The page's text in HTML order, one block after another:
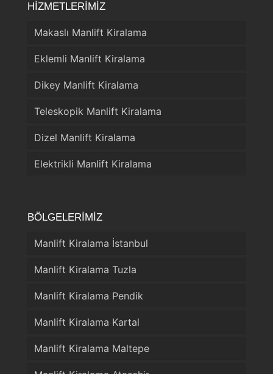
HİZMETLERİMİZ
Makaslı Manlift Kiralama
Eklemli Manlift Kiralama
Dikey Manlift Kiralama
Teleskopik Manlift Kiralama
Dizel Manlift Kiralama
Elektrikli Manlift Kiralama
BÖLGELERİMİZ
Manlift Kiralama İstanbul
Manlift Kiralama Tuzla
Manlift Kiralama Pendik
Manlift Kiralama Kartal
Manlift Kiralama Maltepe